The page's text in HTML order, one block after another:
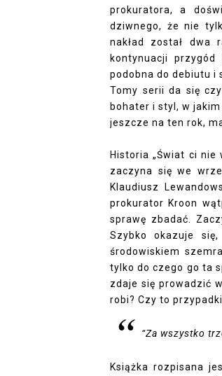
prokuratora, a
dziwnego, że nie
nakład został dwa
kontynuacji
podobna do debiutu i
Tomy serii da się
bohater i styl, w
jeszcze na ten rok,
Historia „Świat ci
zaczyna się we
Klaudiusz
prokurator Kroon
sprawę zbadać.
Szybko okazuje
środowiskiem
tylko do czego go ta
zdaje się prowadzić
robi? Czy to
“Za wszystko
Książka rozpisana